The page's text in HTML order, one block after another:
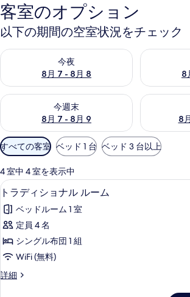
客室のオプション
以下の期間の空室状況をチェック
今夜
8月 7 - 8月 8
今夜 8月 7 - 8月 8 の空室状況をチェック
8
明日 8月 8
今週末
8月 7 - 8月 9
今週末 8月 7 - 8月 9 の空室状況をチェック
8
来週末 8月
利
用
可
能
な
客
室
の
り
込
すべての客室 ベッド 1 台 ベッド 3 台以上
4 室中 4 室を表示中
ト
ラ
デ
ィ
シ
ナ
セーフティボ
4
トラディショナル ルーム
ベッドルーム 1 室
定員 4 名
シングル布団 1 組
WiFi (無料)
詳細
ト